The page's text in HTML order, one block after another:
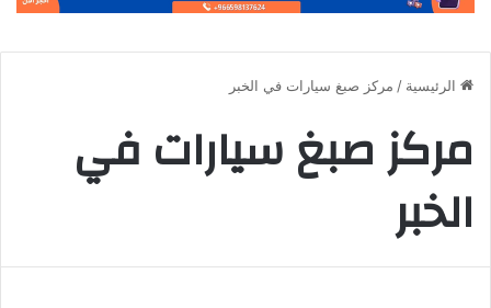
الرئيسية / مركز صبغ سيارات في الخبر
مركز صبغ سيارات في
الخبر